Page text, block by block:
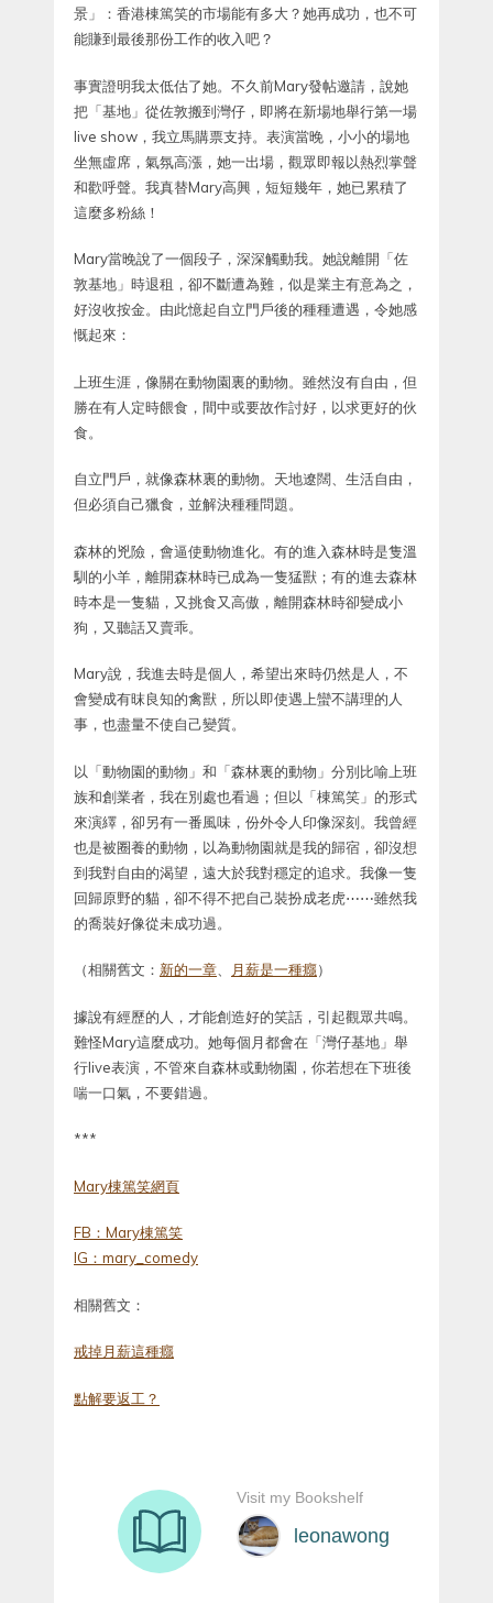
景」：香港棟篤笑的市場能有多大？她再成功，也不可
能賺到最後那份工作的收入吧？
事實證明我太低估了她。不久前Mary發帖邀請，說她
把「基地」從佐敦搬到灣仔，即將在新場地舉行第一場
live show，我立馬購票支持。表演當晚，小小的場地
坐無虛席，氣氛高漲，她一出場，觀眾即報以熱烈掌聲
和歡呼聲。我真替Mary高興，短短幾年，她已累積了
這麼多粉絲！
Mary當晚說了一個段子，深深觸動我。她說離開「佐
敦基地」時退租，卻不斷遭為難，似是業主有意為之，
好沒收按金。由此憶起自立門戶後的種種遭遇，令她感
慨起來：
上班生涯，像關在動物園裏的動物。雖然沒有自由，但
勝在有人定時餵食，間中或要故作討好，以求更好的伙
食。
自立門戶，就像森林裏的動物。天地遼闊、生活自由，
但必須自己獵食，並解決種種問題。
森林的兇險，會逼使動物進化。有的進入森林時是隻溫
馴的小羊，離開森林時已成為一隻猛獸；有的進去森林
時本是一隻貓，又挑食又高傲，離開森林時卻變成小
狗，又聽話又賣乖。
Mary說，我進去時是個人，希望出來時仍然是人，不
會變成有昩良知的禽獸，所以即使遇上蠻不講理的人
事，也盡量不使自己變質。
以「動物園的動物」和「森林裏的動物」分別比喻上班
族和創業者，我在別處也看過；但以「棟篤笑」的形式
來演繹，卻另有一番風味，份外令人印像深刻。我曾經
也是被圈養的動物，以為動物園就是我的歸宿，卻沒想
到我對自由的渴望，遠大於我對穩定的追求。我像一隻
回歸原野的貓，卻不得不把自己裝扮成老虎⋯⋯雖然我
的喬裝好像從未成功過。
（相關舊文： 新的一章、 月薪是一種癮）
據說有經歷的人，才能創造好的笑話，引起觀眾共鳴。
難怪Mary這麼成功。她每個月都會在「灣仔基地」舉
行live表演，不管來自森林或動物園，你若想在下班後
喘一口氣，不要錯過。
***
Mary棟篤笑網頁
FB：Mary棟篤笑
IG：mary_comedy
相關舊文：
戒掉月薪這種癮
點解要返工？